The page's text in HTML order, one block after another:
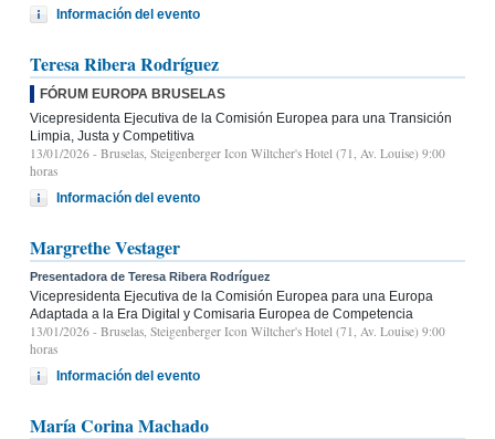
Información del evento
Teresa Ribera Rodríguez
FÓRUM EUROPA BRUSELAS
Vicepresidenta Ejecutiva de la Comisión Europea para una Transición
Limpia, Justa y Competitiva
13/01/2026 - Bruselas, Steigenberger Icon Wiltcher's Hotel (71, Av. Louise) 9:00
horas
Información del evento
Margrethe Vestager
Presentadora de Teresa Ribera Rodríguez
Vicepresidenta Ejecutiva de la Comisión Europea para una Europa
Adaptada a la Era Digital y Comisaria Europea de Competencia
13/01/2026 - Bruselas, Steigenberger Icon Wiltcher's Hotel (71, Av. Louise) 9:00
horas
Información del evento
María Corina Machado